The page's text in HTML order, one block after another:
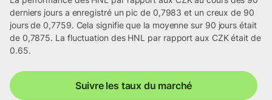
derniers jours a enregistré un pic de 0,7983 et un creux de 90
jours de 0,7759. Cela signifie que la moyenne sur 90 jours était
de 0,7875. La fluctuation des HNL par rapport aux CZK était de
0.65.
Suivre les taux du marché